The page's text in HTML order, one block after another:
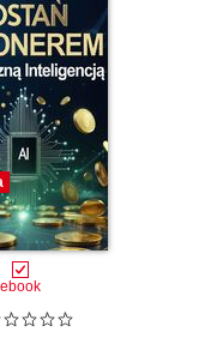
ebook